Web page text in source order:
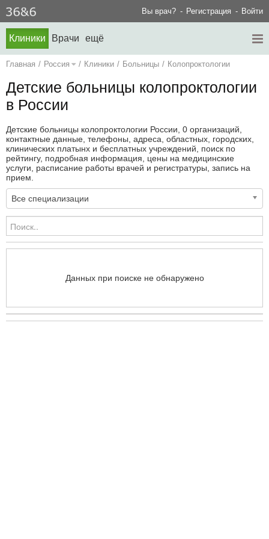
Вы врач? Регистрация Войти
Клиники Врачи ещё
Главная / Россия / Клиники / Больницы / Колопроктологии
Детские больницы колопроктологии
в России
Детские больницы колопроктологии России, 0 организаций,
контактные данные, телефоны, адреса, областных, городских,
клинических платынх и бесплатных учреждений, поиск по
рейтингу, подробная информация, цены на медицинские
услуги, расписание работы врачей и регистратуры, запись на
прием.
Все специализации
Данных при поиске не обнаружено